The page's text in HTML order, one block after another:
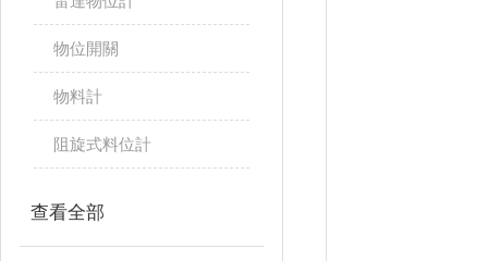
物位開關
物料計
阻旋式料位計
查看全部